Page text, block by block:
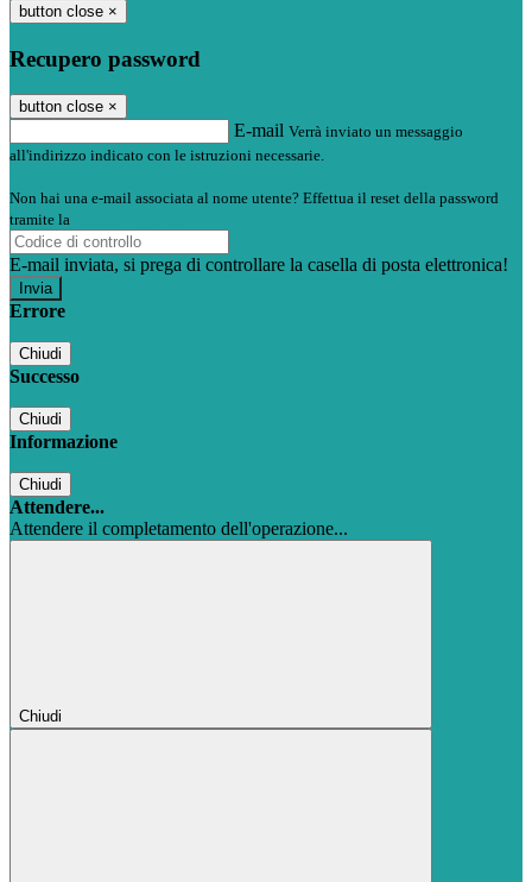
button close ×
Recupero password
button close ×
E-mail Verrà inviato un messaggio
all'indirizzo indicato con le istruzioni necessarie.
Non hai una e-mail associata al nome utente? Effettua il reset della password
tramite la
E-mail inviata, si prega di controllare la casella di posta elettronica!
Errore
Chiudi
Successo
Chiudi
Informazione
Chiudi
Attendere...
Attendere il completamento dell'operazione...
Chiudi